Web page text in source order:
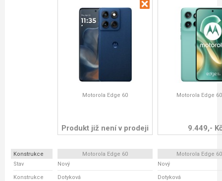
Motorola Edge 60
Produkt již není v prodeji
Motorola Edge
9.449,-
Konstrukce Motorola Edge 60
Motorola Edge
Stav
Nový Nový
Konstrukce Dotyková Dotyková